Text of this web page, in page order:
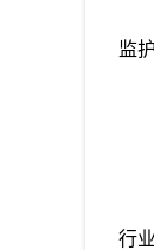
监
行